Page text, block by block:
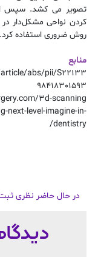
کردن نواحی مشکل‌دار در
روش ضروری استفاده کرد.
منابع
abs/pii/S22133
98418301593
3d-scanning/
level-imagine-in-
dentistry/
در حال حاضر نظری